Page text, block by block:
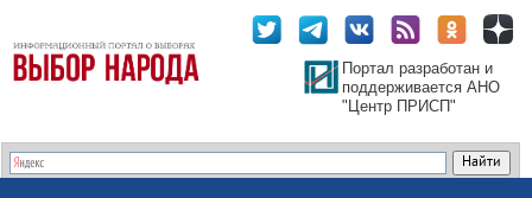
Портал разработан и
поддерживается АНО
"Центр ПРИСП"